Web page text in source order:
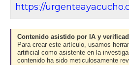
https://
Contenido asistido por IA y
Para crear este artículo, usamos
artificial como asistente en la
contenido ha sido meticulosamente